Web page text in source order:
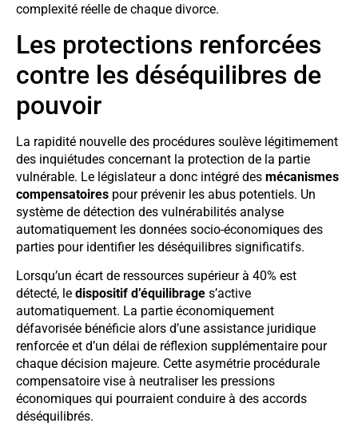
complexité réelle de chaque divorce.
Les protections renforcées
contre les déséquilibres de
pouvoir
La rapidité nouvelle des procédures soulève légitimement
des inquiétudes concernant la protection de la partie
vulnérable. Le législateur a donc intégré des mécanismes
compensatoires pour prévenir les abus potentiels. Un
système de détection des vulnérabilités analyse
automatiquement les données socio-économiques des
parties pour identifier les déséquilibres significatifs.
Lorsqu’un écart de ressources supérieur à 40% est
détecté, le dispositif d’équilibrage s’active
automatiquement. La partie économiquement
défavorisée bénéficie alors d’une assistance juridique
renforcée et d’un délai de réflexion supplémentaire pour
chaque décision majeure. Cette asymétrie procédurale
compensatoire vise à neutraliser les pressions
économiques qui pourraient conduire à des accords
déséquilibrés.